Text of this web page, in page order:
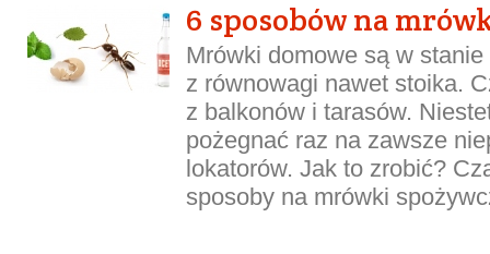
6 sposobów na
Mrówki domowe są w
z równowagi nawet stoika.
z balkonów i tarasów.
pożegnać raz na zawsze
lokatorów. Jak to zrobić?
sposoby na mrówki